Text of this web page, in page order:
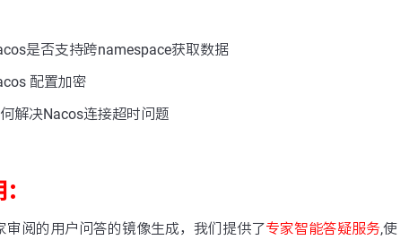
是否支持跨namespace获取数据
配置加密
解决Nacos连接超时问题
审阅的用户问答的镜像生成，我们提供了专家智能答疑服务,使